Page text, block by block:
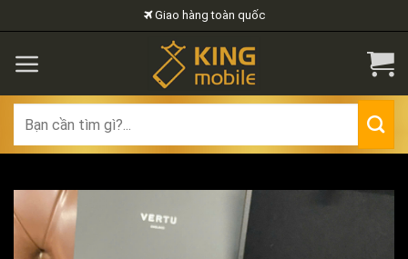
to
content
Giao hàng toàn quốc
for: